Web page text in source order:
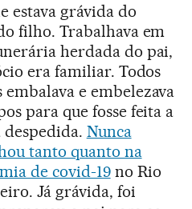
estava grávida do
filho. Trabalhava em
herdada do pai,
era familiar. Todos
embalava e embelezava
para que fosse feita a
Nunca
tanto quanto na
de covid-19no Rio
Já grávida, foi